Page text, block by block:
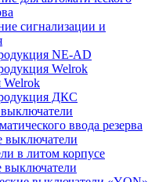
сигнализации и
NE-AD
Welrok
Welrok
ДКС
ввода резерва
в литом корпусе